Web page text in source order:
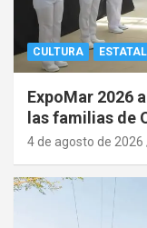
CULTURA ESTATAL
ExpoMar 2026
las familias de
4 de agosto de 2026